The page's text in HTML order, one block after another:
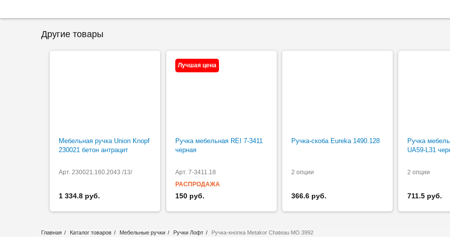
Другие товары
Мебельная ручка Union Knopf
230021 бетон антрацит
Арт. 230021.160.2043 /13/
1 334.8 руб.
Лучшая цена
Ручка мебельная REI 7-3411
черная
Арт. 7-3411.18
РАСПРОДАЖА
150 руб.
Ручка-скоба Eureka 1490.128
2 опции
366.6 руб.
Ручка
UA59-L31
2 опции
711.5 руб.
Главная Каталог товаров Мебельные ручки Ручки Лофт Ручка-кнопка Metakor Chateau MO.3992